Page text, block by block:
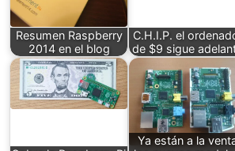
Resumen Raspberry
2014 en el blog
C.H.I.P. el
de $9 sigue
Ya están a la